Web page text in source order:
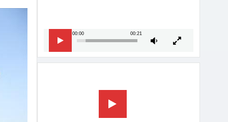
00:00 00:21